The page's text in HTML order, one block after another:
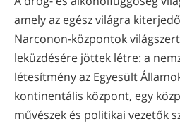
amely az egész világra
Narconon-központok
leküzdésére jöttek létre: a
létesítmény az Egyesült
kontinentális központ, egy
művészek és politikai vezetők